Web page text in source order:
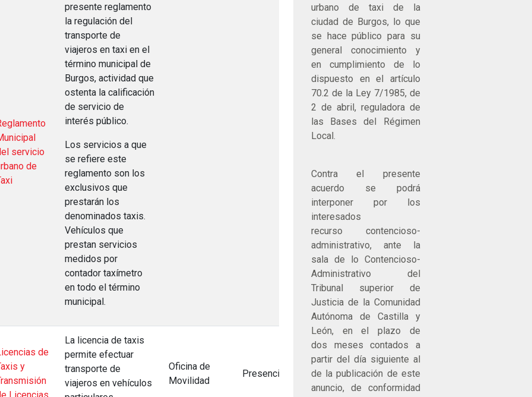
servicio
de
presente reglamento
la regulación del
transporte de
viajeros en taxi en el
término municipal de
Burgos, actividad que
ostenta la calificación
de servicio de
interés público.
Los servicios a que
se refiere este
reglamento son los
exclusivos que
prestarán los
denominados taxis.
Vehículos que
prestan servicios
medidos por
contador taxímetro
en todo el término
municipal.
de
y
La licencia de taxis
permite efectuar
transporte de
viajeros en vehículos
Oficina de
Movilidad
Presencial
urbano de taxi de la
ciudad de Burgos, lo que
se hace público para su
general conocimiento y
en cumplimiento de lo
dispuesto en el artículo
70.2 de la Ley 7/1985, de
2 de abril, reguladora de
las Bases del Régimen
Local.
Contra el presente
acuerdo se podrá
interponer por los
interesados
recurso contencioso-
administrativo, ante la
sala de lo Contencioso-
Administrativo del
Tribunal superior de
Justicia de la Comunidad
Autónoma de Castilla y
León, en el plazo de
dos meses contados a
partir del día siguiente al
de la publicación de este
anuncio, de conformidad